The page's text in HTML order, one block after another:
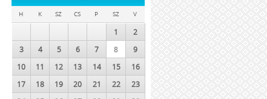
H K SZ CS P SZ V
1
2
3
4 5 6 7 8
9
10
11 12 13 14 15
16
17
18 19 20 21 22
23